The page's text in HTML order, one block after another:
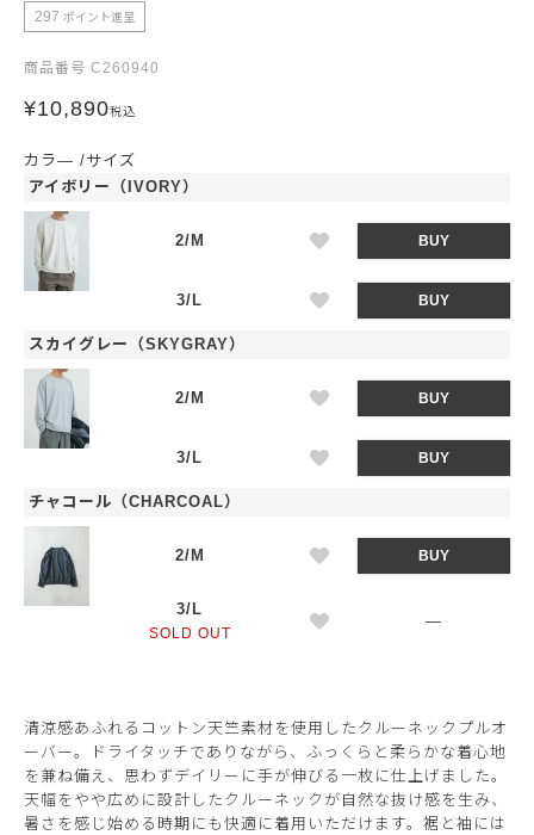
297 ポイント進呈
商品番号 C260940
¥10,890税込
カラ―
サイズ
アイボリー（IVORY）
2/M BUY
3/L BUY
スカイグレー（SKYGRAY）
2/M BUY
3/L BUY
チャコール（CHARCOAL）
2/M BUY
3/L
SOLD OUT
—
清涼感あふれるコットン天竺素材を使用したクルーネックプルオ
ーバー。ドライタッチでありながら、ふっくらと柔らかな着心地
を兼ね備え、思わずデイリーに手が伸びる一枚に仕上げました。
天幅をやや広めに設計したクルーネックが自然な抜け感を生み、
暑さを感じ始める時期にも快適に着用いただけます。裾と袖には